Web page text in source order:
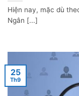
Hiện nay, mặc dù
Ngân [...]
25
Th9